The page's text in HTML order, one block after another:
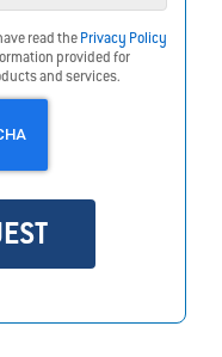
read the Privacy Policy
provided for
and services.